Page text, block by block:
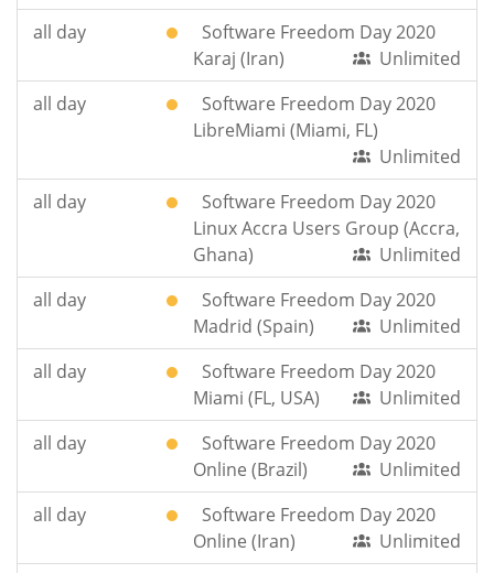
all day
Software Freedom Day 2020
Karaj (Iran)
Unlimited
all day
Software Freedom Day 2020
LibreMiami (Miami, FL)
Unlimited
all day
Software Freedom Day 2020
Linux Accra Users Group (Accra,
Ghana)
Unlimited
all day
Software Freedom Day 2020
Madrid (Spain)
Unlimited
all day
Software Freedom Day 2020
Miami (FL, USA)
Unlimited
all day
Software Freedom Day 2020
Online (Brazil)
Unlimited
all day
Software Freedom Day 2020
Online (Iran)
Unlimited